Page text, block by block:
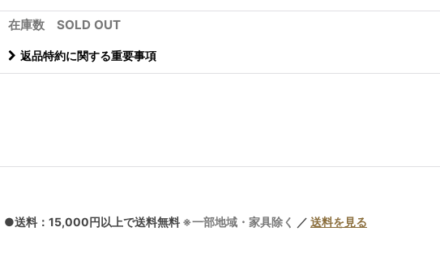
在庫数 SOLD OUT
返品特約に関する重要事項
●送料：15,000円以上で送料無料 ※一部地域・家具除く ／ 送料を見る